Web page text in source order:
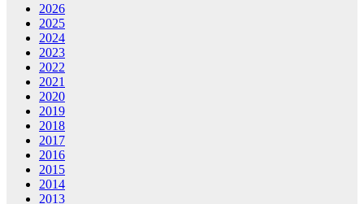
2026
2025
2024
2023
2022
2021
2020
2019
2018
2017
2016
2015
2014
2013